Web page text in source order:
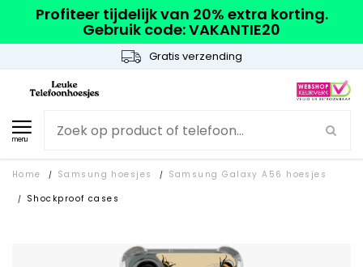
Profiteer tijdelijk van 20% extra korting.
Gebruik code: VAKANTIE20
Gratis verzending
menu
Home / Samsung hoesjes / Samsung Galaxy A56 hoesjes
/ Shockproof cases